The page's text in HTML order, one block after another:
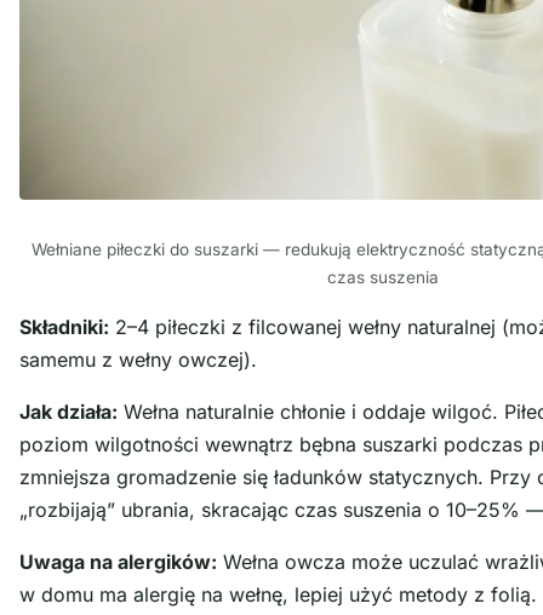
Wełniane piłeczki do suszarki — redukują elektryczność
czas suszenia
Składniki: 2–4 piłeczki z filcowanej wełny naturalnej
samemu z wełny owczej).
Jak działa: Wełna naturalnie chłonie i oddaje wilgoć.
poziom wilgotności wewnątrz bębna suszarki podczas
zmniejsza gromadzenie się ładunków statycznych. Przy
„rozbijają” ubrania, skracając czas suszenia o 10–25%
Uwaga na alergików: Wełna owcza może uczulać
w domu ma alergię na wełnę, lepiej użyć metody z folią.